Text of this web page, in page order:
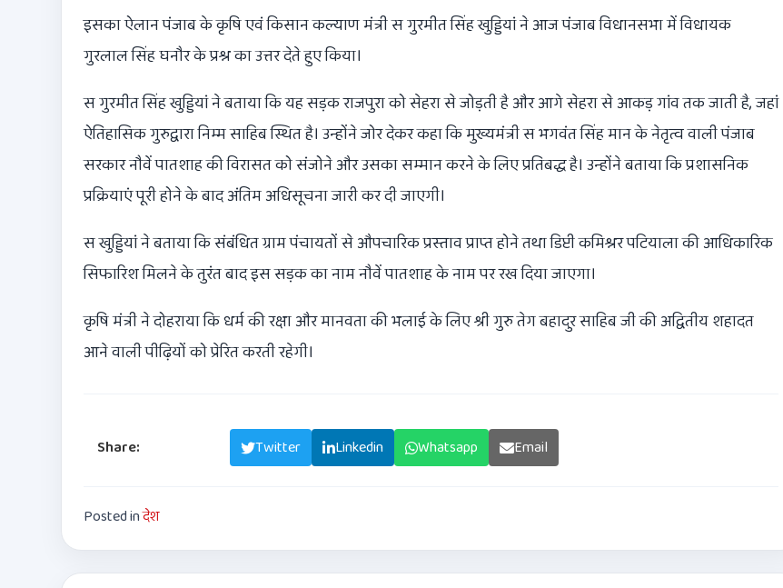
इसका ऐलान पंजाब के कृषि एवं किसान कल्याण मंत्री स गुरमीत सिंह खुड्डियां ने आज पंजाब विधानसभा में विधायक
गुरलाल सिंह घनौर के प्रश्न का उत्तर देते हुए किया।
स गुरमीत सिंह खुड्डियां ने बताया कि यह सड़क राजपुरा को सेहरा से जोड़ती है और आगे सेहरा से आकड़ गांव तक जाती है, जहां
ऐतिहासिक गुरुद्वारा निम्म साहिब स्थित है। उन्होंने जोर देकर कहा कि मुख्यमंत्री स भगवंत सिंह मान के नेतृत्व वाली पंजाब
सरकार नौवें पातशाह की विरासत को संजोने और उसका सम्मान करने के लिए प्रतिबद्ध है। उन्होंने बताया कि प्रशासनिक
प्रक्रियाएं पूरी होने के बाद अंतिम अधिसूचना जारी कर दी जाएगी।
स खुड्डियां ने बताया कि संबंधित ग्राम पंचायतों से औपचारिक प्रस्ताव प्राप्त होने तथा डिप्टी कमिश्नर पटियाला की आधिकारिक
सिफारिश मिलने के तुरंत बाद इस सड़क का नाम नौवें पातशाह के नाम पर रख दिया जाएगा।
कृषि मंत्री ने दोहराया कि धर्म की रक्षा और मानवता की भलाई के लिए श्री गुरु तेग बहादुर साहिब जी की अद्वितीय शहादत
आने वाली पीढ़ियों को प्रेरित करती रहेगी।
Share: Twitter Linkedin Whatsapp Email
Posted inदेश